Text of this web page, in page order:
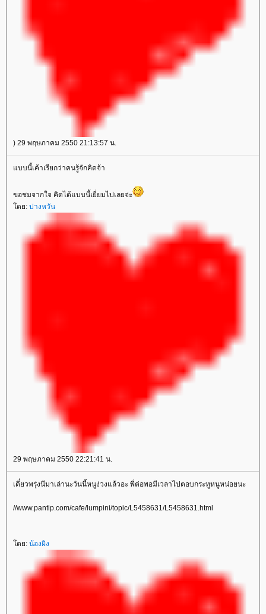
) 29 พฤษภาคม 2550 21:13:57 น.
บบนี้เค้าเรียกว่าคนรู้จักคิดจ้า
ขอชมจากใจ คิดได้แบบนี้เยี่ยมไปเลยจ่ะ
ดย: ปางหวัน
29 พฤษภาคม 2550 22:21:41 น.
เดี๋ยวพรุ่งนีมาเล่านะวันนี้หนูง่วงแล้วอะ พี่ต่อพอมีเวลาไปตอบกระทูหนูหน่อยนะ
//www.pantip.com/cafe/lumpini/topic/L5458631/L5458631.html
ดย: น้องผิง